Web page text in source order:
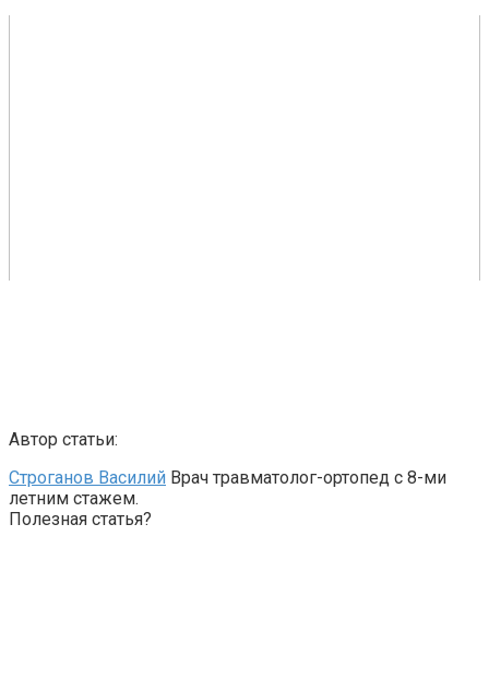
Автор статьи:
Строганов Василий Врач травматолог-ортопед с 8-ми
летним стажем.
Полезная статья?